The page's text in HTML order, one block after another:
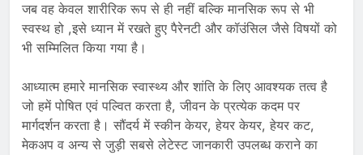
जब वह केवल शारीरिक रूप से ही नहीं बल्कि मानसिक रूप से भी
स्वस्थ हो ,इसे ध्यान में रखते हुए पैरेनटी और कॉउंसिल जैसे विषयों को
भी सम्मिलित किया गया है।
आध्यात्म हमारे मानसिक स्वास्थ्य और शांति के लिए आवश्यक तत्व है
जो हमें पोषित एवं पल्वित करता है, जीवन के प्रत्येक कदम पर
मार्गदर्शन करता है। सौंदर्य में स्कीन केयर, हेयर केयर, हेयर कट,
मेकअप व अन्य से जुड़ी सबसे लेटेस्ट जानकारी उपलब्ध कराने का